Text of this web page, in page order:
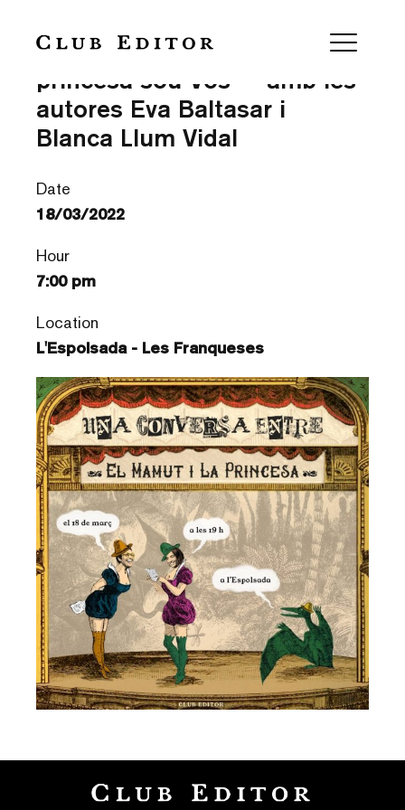
Presentació “Mamut” i “La
princesa sou Vós” – amb les
autores Eva Baltasar i
Blanca Llum Vidal
Date
18/03/2022
Hour
7:00 pm
Location
L'Espolsada - Les Franqueses